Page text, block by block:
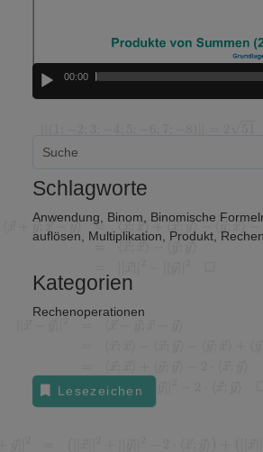
00:00
Schlagworte
Anwendung Binom Binomische
auflösen
Multiplikation Produkt,
Kategorien
Rechenoperationen
Lesezeichen